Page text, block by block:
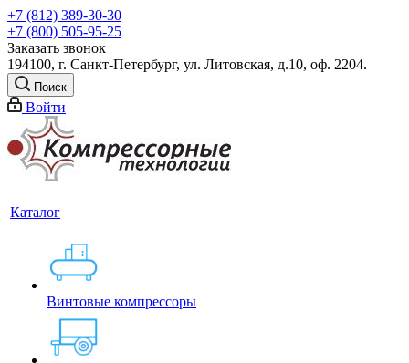
+7 (812) 389-30-30
+7 (800) 505-95-25
Заказать звонок
194100, г. Санкт-Петербург, ул. Литовская, д.10, оф. 2204.
Поиск
Войти
Каталог
Винтовые компрессоры